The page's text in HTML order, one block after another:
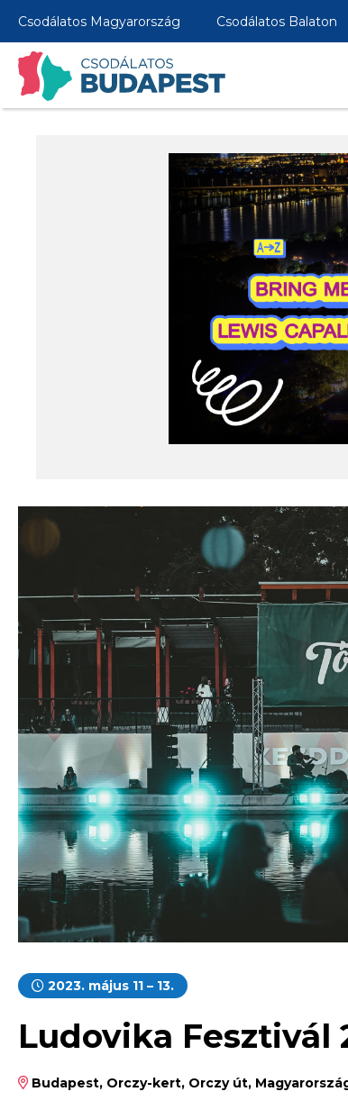
Csodálatos Magyarország Csodálatos Balaton
2023. május 11 – 13.
Ludovika Fesztivál
Budapest, Orczy-kert, Orczy út,